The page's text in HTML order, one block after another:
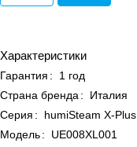
Характеристики
Гарантия :
1 год
Страна бренда :
Италия
Серия :
humiSteam X-Plus
Модель:
UE008XL001